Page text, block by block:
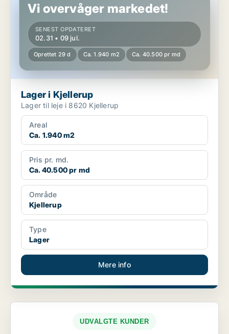
Vi overvåger markedet!
SENEST OPDATERET
02.31 • 09 jul.
Oprettet 29 d Ca. 1.940 m2 Ca. 40.500 pr md
Lager i Kjellerup
Lager til leje i 8620 Kjellerup
Areal
Ca. 1.940 m2
Pris pr. md.
Ca. 40.500 pr md
Område
Kjellerup
Type
Lager
Mere info
UDVALGTE KUNDER